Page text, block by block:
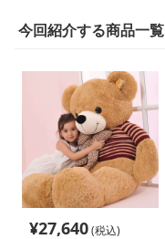
今回紹介する商品一覧
¥27,640(税込)